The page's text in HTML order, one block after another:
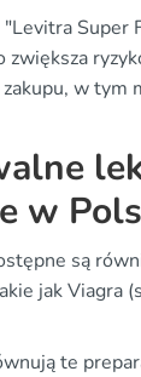
"Levitra Super
zwiększa
w tym
w
są
jak Viagra
te